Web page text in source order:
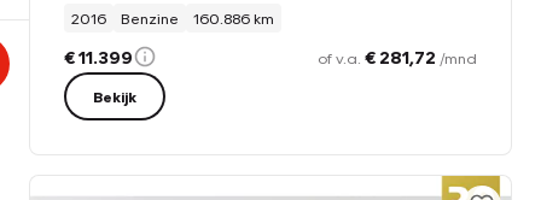
2016
Benzine 160.886 km
€ 11.399 of v.a. € 281,72 /mnd
Bekijk